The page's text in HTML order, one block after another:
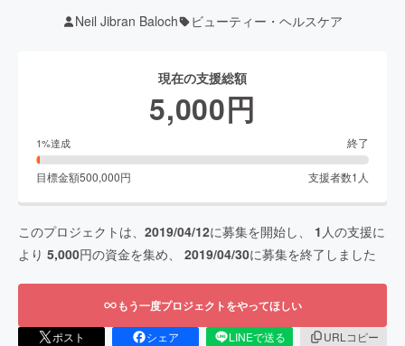
Neil Jibran Baloch ビューティー・ヘルスケア
現在の支援総額
5,000円
1%達成 終了
目標金額500,000円 支援者数1 人
このプロジェクトは、 2019/04/12に募集を開始し、 1 人の支援に
より 5,000円の資金を集め、 2019/04/30に募集を終了しました
もう一度プロジェクトをやってほしい
ポスト シェア LINEで送る
URLコピー